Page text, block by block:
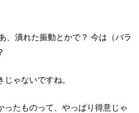
、潰れた振動とかで？ 今は（バラ
ゃないですね。
ったものって、やっぱり得意じゃ